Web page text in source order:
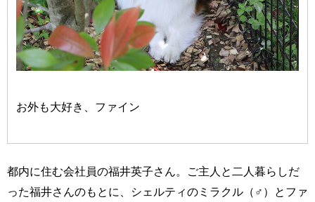
お外も大好き、ファイン
都内に住む会社員の福井英子さん。ご主人と二人暮らしだ
った福井さんのもとに、シェルティのミラクル（♂）とファ